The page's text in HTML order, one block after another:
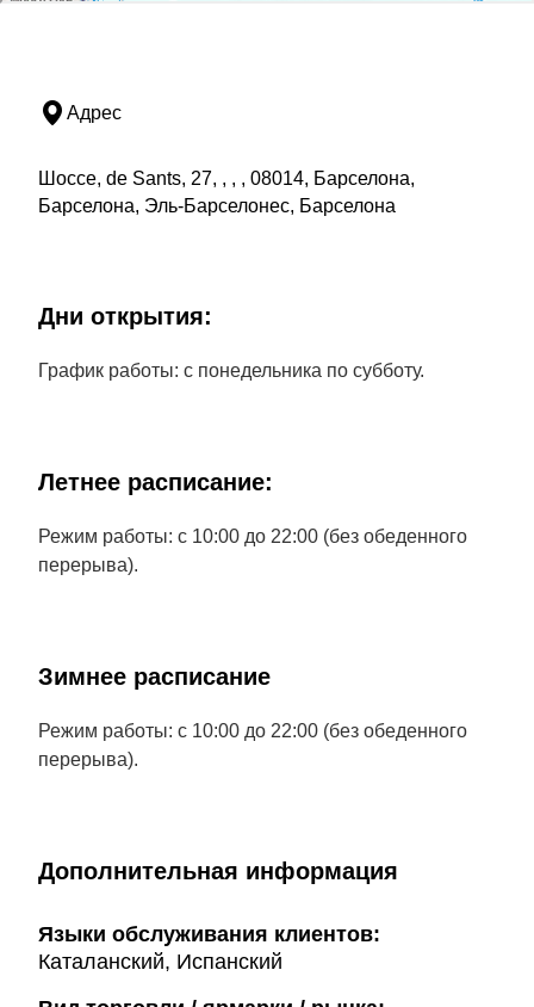
Адрес
Шоссе, de Sants, 27, , , , 08014, Барселона,
Барселона, Эль-Барселонес, Барселона
Дни открытия:
График работы: с понедельника по субботу.
Летнее расписание:
Режим работы: с 10:00 до 22:00 (без обеденного
перерыва).
Зимнее расписание
Режим работы: с 10:00 до 22:00 (без обеденного
перерыва).
Дополнительная информация
Языки обслуживания клиентов:
Каталанский, Испанский